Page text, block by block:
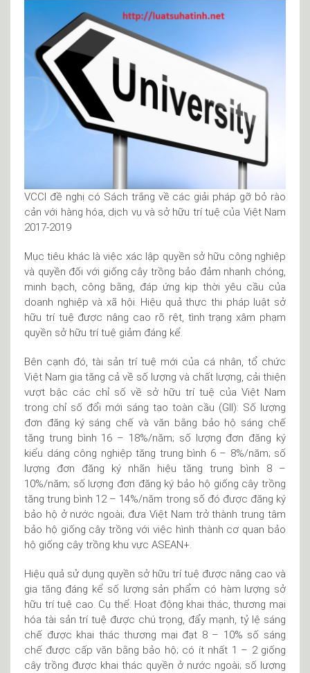
VCCI đề nghị có Sách trắng về các giải pháp gỡ bỏ rào
cản với hàng hóa, dịch vụ và sở hữu trí tuệ của Việt Nam
2017-2019
Mục tiêu khác là việc xác lập quyền sở hữu công nghiệp
và quyền đối với giống cây trồng bảo đảm nhanh chóng,
minh bạch, công bằng, đáp ứng kịp thời yêu cầu của
doanh nghiệp và xã hội. Hiệu quả thực thi pháp luật sở
hữu trí tuệ được nâng cao rõ rệt, tình trạng xâm phạm
quyền sở hữu trí tuệ giảm đáng kể.
Bên cạnh đó, tài sản trí tuệ mới của cá nhân, tổ chức
Việt Nam gia tăng cả về số lượng và chất lượng, cải thiện
vượt bậc các chỉ số về sở hữu trí tuệ của Việt Nam
trong chỉ số đổi mới sáng tạo toàn cầu (GII): Số lượng
đơn đăng ký sáng chế và văn bằng bảo hộ sáng chế
tăng trung bình 16 – 18%/năm; số lượng đơn đăng ký
kiểu dáng công nghiệp tăng trung bình 6 – 8%/năm; số
lượng đơn đăng ký nhãn hiệu tăng trung bình 8 –
10%/năm; số lượng đơn đăng ký bảo hộ giống cây trồng
tăng trung bình 12 – 14%/năm trong số đó được đăng ký
bảo hộ ở nước ngoài; đưa Việt Nam trở thành trung tâm
bảo hộ giống cây trồng với việc hình thành cơ quan bảo
hộ giống cây trồng khu vực ASEAN+.
Hiệu quả sử dụng quyền sở hữu trí tuệ được nâng cao và
gia tăng đáng kể số lượng sản phẩm có hàm lượng sở
hữu trí tuệ cao. Cụ thể: Hoạt động khai thác, thương mại
hóa tài sản trí tuệ được chú trọng, đẩy mạnh, tỷ lệ sáng
chế được khai thác thương mại đạt 8 – 10% số sáng
chế được cấp văn bằng bảo hộ; có ít nhất 1 – 2 giống
cây trồng được khai thác quyền ở nước ngoài; số lượng